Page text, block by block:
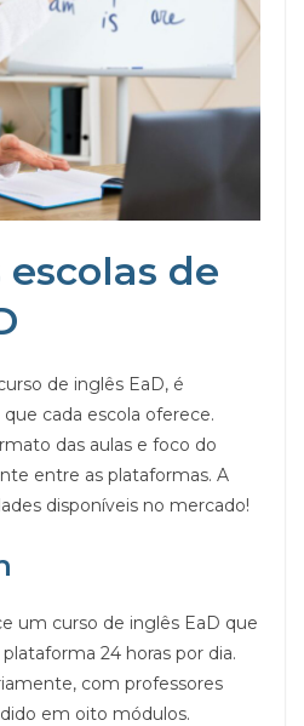
de
de inglês EaD, é
cada escola oferece.
das aulas e foco do
entre as plataformas. A
disponíveis no mercado!
um curso de inglês EaD que
24 horas por dia.
com professores
em oito módulos.